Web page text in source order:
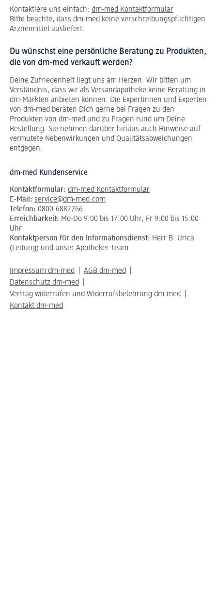
Kontaktiere uns einfach: dm-med Kontaktformular
Bitte beachte, dass dm-med keine verschreibungspflichtigen
Arzneimittel ausliefert.
Du wünschst eine persönliche Beratung zu Produkten,
die von dm-med verkauft werden?
Deine Zufriedenheit liegt uns am Herzen. Wir bitten um
Verständnis, dass wir als Versandapotheke keine Beratung in
dm-Märkten anbieten können. Die Expertinnen und Experten
von dm-med beraten Dich gerne bei Fragen zu den
Produkten von dm-med und zu Fragen rund um Deine
Bestellung. Sie nehmen darüber hinaus auch Hinweise auf
vermutete Nebenwirkungen und Qualitätsabweichungen
entgegen.
dm-med Kundenservice
Kontaktformular: dm-med Kontaktformular
E-Mail: service@dm-med.com
Telefon: 0800-6882766
Erreichbarkeit: Mo-Do 9:00 bis 17:00 Uhr, Fr 9:00 bis 15:00
Uhr
Kontaktperson für den Informationsdienst: Herr B. Urica
(Leitung) und unser Apotheker-Team
Impressum dm-med
AGB dm-med
Datenschutz dm-med
Vertrag widerrufen und Widerrufsbelehrung dm-med
Kontakt dm-med